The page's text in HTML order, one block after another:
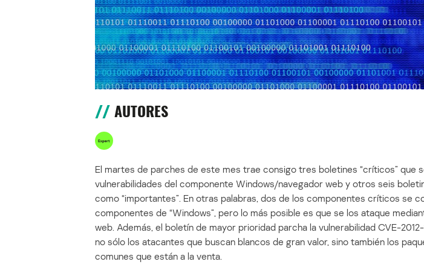
AUTORES
El martes de parches de este mes trae consigo tres boletines “críticos” que
vulnerabilidades del componente Windows/navegador web y otros seis
como “importantes”. En otras palabras, dos de los componentes críticos se
componentes de “Windows”, pero lo más posible es que se los ataque
web. Además, el boletín de mayor prioridad parcha la vulnerabilidad CVE-
no sólo los atacantes que buscan blancos de gran valor, sino también los
comunes que están a la venta.